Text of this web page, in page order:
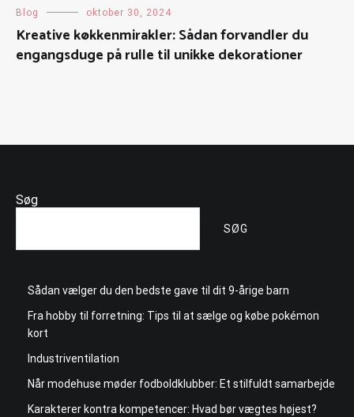
Blog oktober 30, 2024
Kreative køkkenmirakler: Sådan forvandler du
engangsduge på rulle til unikke dekorationer
Søg
SØG
Sådan vælger du den bedste gave til dit 9-årige barn
Fra hobby til forretning: Tips til at sælge og købe pokémon
kort
Industriventilation
Når modehuse møder fodboldklubber: Et stilfuldt samarbejde
Karakterer kontra kompetencer: Hvad bør vægtes højest?